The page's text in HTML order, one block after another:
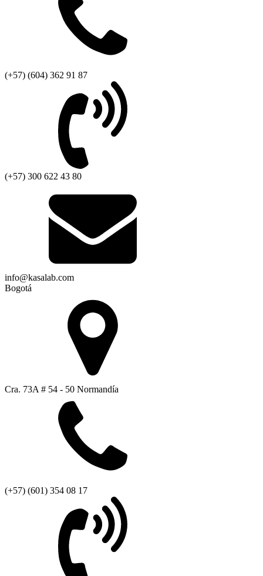
(+57) (604) 362 91 87
(+57) 300 622 43 80
info@kasalab.com
Bogotá
Cra. 73A # 54 - 50 Normandía
(+57) (601) 354 08 17